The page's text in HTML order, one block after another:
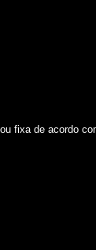
fixa de acordo